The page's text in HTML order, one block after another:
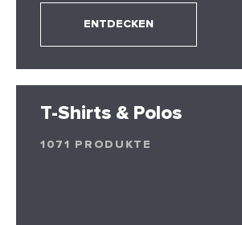
ENTDECKEN
T-Shirts & Polos
1071 PRODUKTE